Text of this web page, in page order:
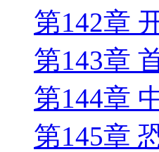
第142章
第143章
第144章
第145章